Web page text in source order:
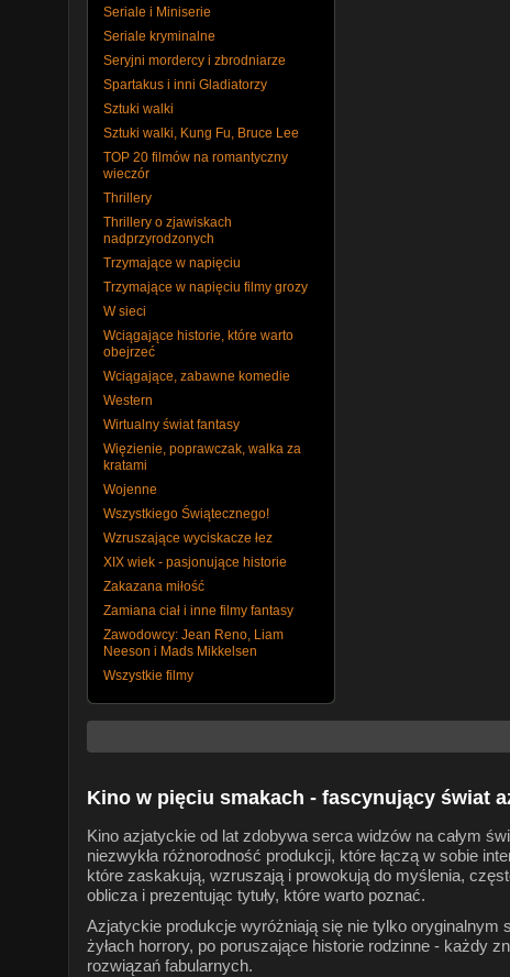
Seriale i Miniserie
Seriale kryminalne
Seryjni mordercy i zbrodniarze
Spartakus i inni Gladiatorzy
Sztuki walki
Sztuki walki, Kung Fu, Bruce Lee
TOP 20 filmów na romantyczny
wieczór
Thrillery
Thrillery o zjawiskach
nadprzyrodzonych
Trzymające w napięciu
Trzymające w napięciu filmy grozy
W sieci
Wciągające historie, które warto
obejrzeć
Wciągające, zabawne komedie
Western
Wirtualny świat fantasy
Więzienie, poprawczak, walka za
kratami
Wojenne
Wszystkiego Świątecznego!
Wzruszające wyciskacze łez
XIX wiek - pasjonujące historie
Zakazana miłość
Zamiana ciał i inne filmy fantasy
Zawodowcy: Jean Reno, Liam
Neeson i Mads Mikkelsen
Wszystkie filmy
Kino w pięciu smakach - fascynujący świat
Kino azjatyckie od lat zdobywa serca widzów na całym
niezwykła różnorodność produkcji, które łączą w sobie
które zaskakują, wzruszają i prowokują do myślenia,
oblicza i prezentując tytuły, które warto poznać.
Azjatyckie produkcje wyróżniają się nie tylko oryginalnym
żyłach horrory, po poruszające historie rodzinne - każdy
rozwiązań fabularnych.